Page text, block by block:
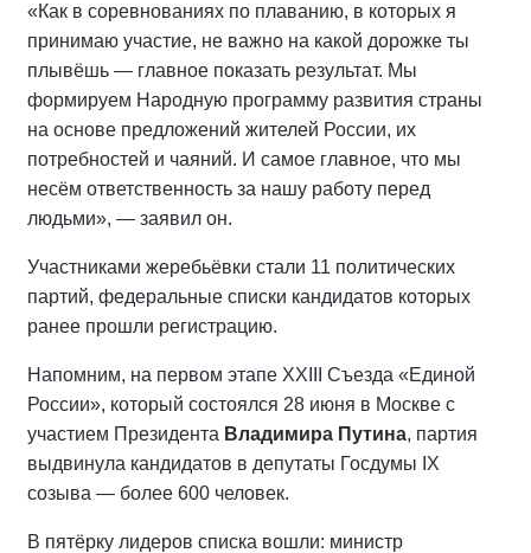
«Как в соревнованиях по плаванию, в которых я
принимаю участие, не важно на какой дорожке ты
плывёшь — главное показать результат. Мы
формируем Народную программу развития страны
на основе предложений жителей России, их
потребностей и чаяний. И самое главное, что мы
несём ответственность за нашу работу перед
людьми», — заявил он.
Участниками жеребьёвки стали 11 политических
партий, федеральные списки кандидатов которых
ранее прошли регистрацию.
Напомним, на первом этапе XXIII Съезда «Единой
России», который состоялся 28 июня в Москве с
участием Президента Владимира Путина, партия
выдвинула кандидатов в депутаты Госдумы IX
созыва — более 600 человек.
В пятёрку лидеров списка вошли: министр